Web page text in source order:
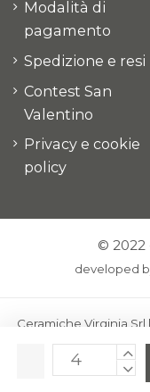
Modalità di
pagamento
Spedizione e resi
Contest San
Valentino
Privacy e cookie
policy
© 2022
developed
Ceramiche Virginia
euro i.v.] - Via